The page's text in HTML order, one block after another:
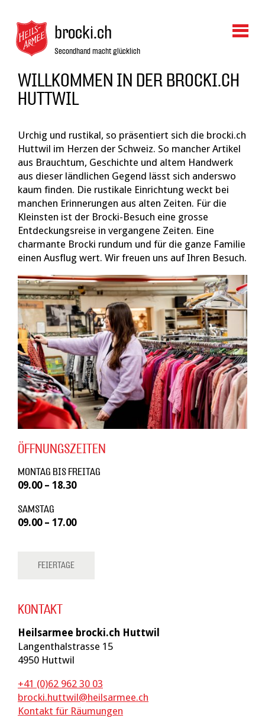
brocki.ch
Secondhand macht glücklich
WILLKOMMEN IN DER BROCKI.CH
HUTTWIL
Urchig und rustikal, so präsentiert sich die brocki.ch
Huttwil im Herzen der Schweiz. So mancher Artikel
aus Brauchtum, Geschichte und altem Handwerk
aus dieser ländlichen Gegend lässt sich anderswo
kaum finden. Die rustikale Einrichtung weckt bei
manchen Erinnerungen aus alten Zeiten. Für die
Kleinsten ist der Brocki-Besuch eine grosse
Entdeckungsreise in vergangene Zeiten. Eine
charmante Brocki rundum und für die ganze Familie
einen Ausflug wert. Wir freuen uns auf Ihren Besuch.
ÖFFNUNGSZEITEN
MONTAG BIS FREITAG
09.00 – 18.30
SAMSTAG
09.00 – 17.00
FEIERTAGE
KONTAKT
Heilsarmee brocki.ch Huttwil
Langenthalstrasse 15
4950 Huttwil
+41 (0)62 962 30 03
brocki.huttwil@heilsarmee.ch
Kontakt für Räumungen